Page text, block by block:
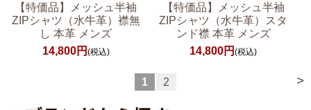
【特価品】メッシュ半袖
ZIPシャツ（水牛革）襟無
し 本革 メンズ
14,800円 (税込)
【特価品】メッシュ半袖
ZIPシャツ（水牛革）スタ
ンド襟 本革 メンズ
14,800円(税込)
>
1 2